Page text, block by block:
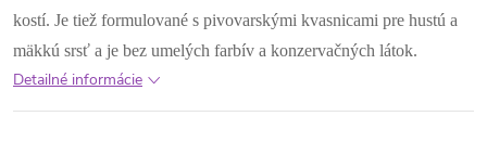
kostí. Je tiež formulované s pivovarskými kvasnicami pre hustú a
mäkkú srsť a je bez umelých farbív a konzervačných látok.
Detailné informácie